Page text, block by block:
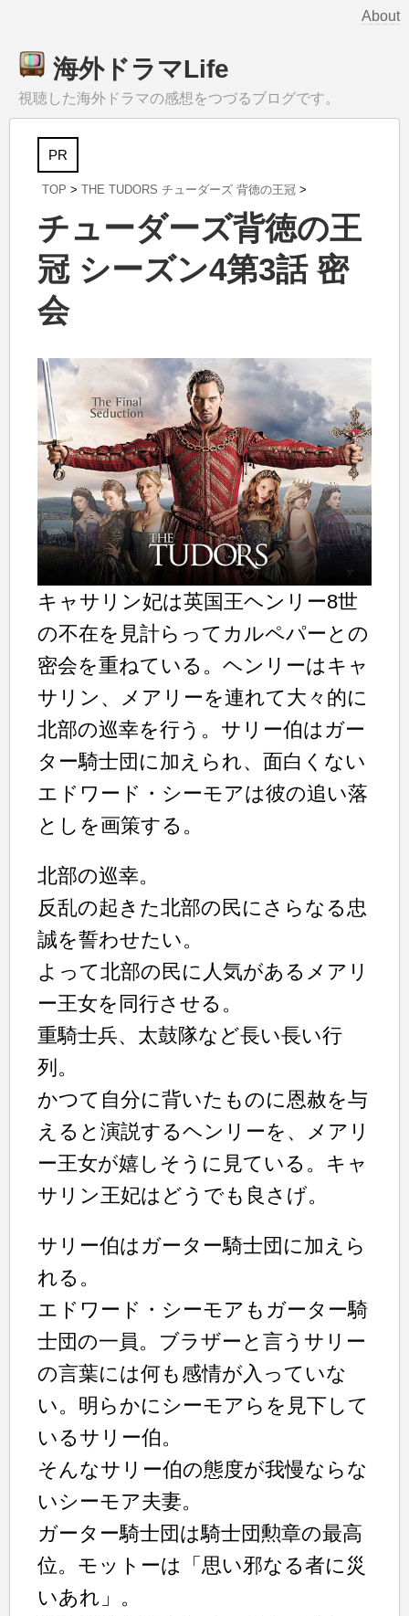
About
海外ドラマLife
視聴した海外ドラマの感想をつづるブログです。
PR
TOP > THE TUDORS チューダーズ 背徳の王冠 >
チューダーズ背徳の王
冠 シーズン4第3話 密
会
キャサリン妃は英国王ヘンリー8世
の不在を見計らってカルペパーとの
密会を重ねている。ヘンリーはキャ
サリン、メアリーを連れて大々的に
北部の巡幸を行う。サリー伯はガー
ター騎士団に加えられ、面白くない
エドワード・シーモアは彼の追い落
としを画策する。
北部の巡幸。
反乱の起きた北部の民にさらなる忠
誠を誓わせたい。
よって北部の民に人気があるメアリ
ー王女を同行させる。
重騎士兵、太鼓隊など長い長い行
列。
かつて自分に背いたものに恩赦を与
えると演説するヘンリーを、メアリ
ー王女が嬉しそうに見ている。キャ
サリン王妃はどうでも良さげ。
サリー伯はガーター騎士団に加えら
れる。
エドワード・シーモアもガーター騎
士団の一員。ブラザーと言うサリー
の言葉には何も感情が入っていな
い。明らかにシーモアらを見下して
いるサリー伯。
そんなサリー伯の態度が我慢ならな
いシーモア夫妻。
ガーター騎士団は騎士団勲章の最高
位。モットーは「思い邪なる者に災
いあれ」。